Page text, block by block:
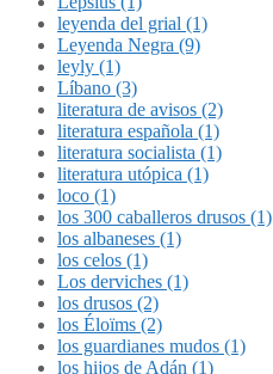
leyenda del grial (1)
Leyenda Negra (9)
leyly (1)
Líbano (3)
literatura de avisos (2)
literatura española (1)
literatura socialista (1)
literatura utópica (1)
loco (1)
los 300 caballeros drusos (1)
los albaneses (1)
los celos (1)
Los derviches (1)
los drusos (2)
los Éloïms (2)
los guardianes mudos (1)
los hijos de Adán (1)